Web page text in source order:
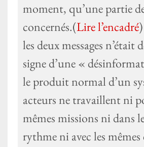
moment, qu’une partie
concernés.(Lire l’encadré
les deux messages n’était
signe d’une «
le produit normal d’un
acteurs ne travaillent ni
mêmes missions ni dans
rythme ni avec les